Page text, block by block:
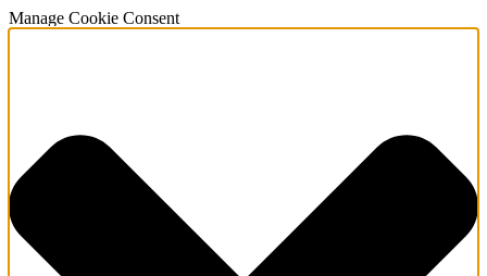
Manage Cookie Consent